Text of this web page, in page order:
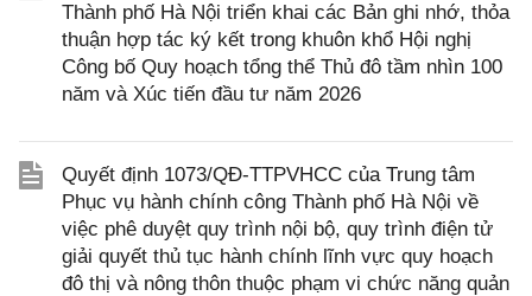
Thành phố Hà Nội triển khai các Bản ghi nhớ, thỏa
thuận hợp tác ký kết trong khuôn khổ Hội nghị
Công bố Quy hoạch tổng thể Thủ đô tầm nhìn 100
năm và Xúc tiến đầu tư năm 2026
Quyết định 1073/QĐ-TTPVHCC của Trung tâm
Phục vụ hành chính công Thành phố Hà Nội về
việc phê duyệt quy trình nội bộ, quy trình điện tử
giải quyết thủ tục hành chính lĩnh vực quy hoạch
đô thị và nông thôn thuộc phạm vi chức năng quản